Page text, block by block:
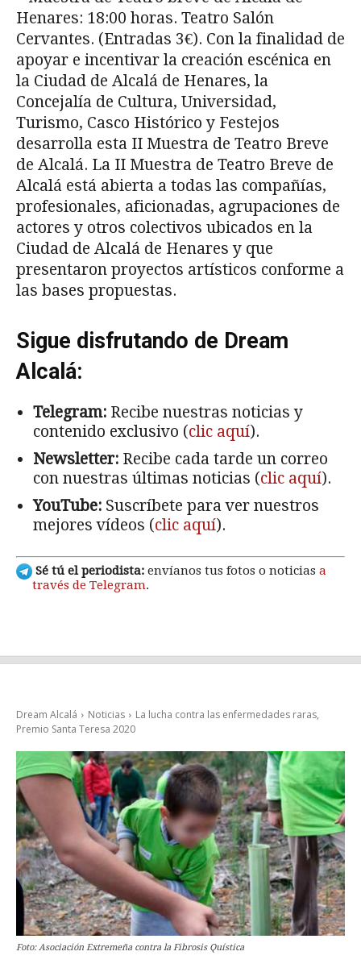
Henares: 18:00 horas. Teatro Salón
Cervantes. (Entradas 3€). Con la finalidad de
apoyar e incentivar la creación escénica en
la Ciudad de Alcalá de Henares, la
Concejalía de Cultura, Universidad,
Turismo, Casco Histórico y Festejos
desarrolla esta II Muestra de Teatro Breve
de Alcalá. La II Muestra de Teatro Breve de
Alcalá está abierta a todas las compañías,
profesionales, aficionadas, agrupaciones de
actores y otros colectivos ubicados en la
Ciudad de Alcalá de Henares y que
presentaron proyectos artísticos conforme a
las bases propuestas.
Sigue disfrutando de Dream
Alcalá:
Telegram: Recibe nuestras noticias y
contenido exclusivo (clic aquí).
Newsletter: Recibe cada tarde un correo
con nuestras últimas noticias (clic aquí).
YouTube: Suscríbete para ver nuestros
mejores vídeos (clic aquí).
Sé tú el periodista: envíanos tus fotos o noticias a
través de Telegram.